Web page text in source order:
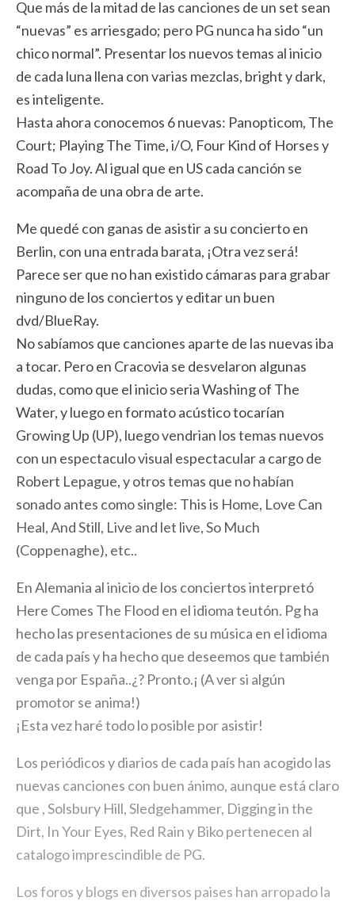
Que más de la mitad de las canciones de un set sean
“nuevas” es arriesgado; pero PG nunca ha sido “un
chico normal”. Presentar los nuevos temas al inicio
de cada luna llena con varias mezclas, bright y dark,
es inteligente.
Hasta ahora conocemos 6 nuevas: Panopticom, The
Court; Playing The Time, i/O, Four Kind of Horses y
Road To Joy. Al igual que en US cada canción se
acompaña de una obra de arte.
Me quedé con ganas de asistir a su concierto en
Berlin, con una entrada barata, ¡Otra vez será!
Parece ser que no han existido cámaras para grabar
ninguno de los conciertos y editar un buen
dvd/BlueRay.
No sabíamos que canciones aparte de las nuevas iba
a tocar. Pero en Cracovia se desvelaron algunas
dudas, como que el inicio seria Washing of The
Water, y luego en formato acústico tocarían
Growing Up (UP), luego vendrian los temas nuevos
con un espectaculo visual espectacular a cargo de
Robert Lepague, y otros temas que no habían
sonado antes como single: This is Home, Love Can
Heal, And Still, Live and let live, So Much
(Coppenaghe), etc..
En Alemania al inicio de los conciertos interpretó
Here Comes The Flood en el idioma teutón. Pg ha
hecho las presentaciones de su música en el idioma
de cada país y ha hecho que deseemos que también
venga por España..¿? Pronto.¡ (A ver si algún
promotor se anima!)
¡Esta vez haré todo lo posible por asistir!
Los periódicos y diarios de cada país han acogido las
nuevas canciones con buen ánimo, aunque está claro
que , Solsbury Hill, Sledgehammer, Digging in the
Dirt, In Your Eyes, Red Rain y Biko pertenecen al
catalogo imprescindible de PG.
Los foros y blogs en diversos paises han arropado la